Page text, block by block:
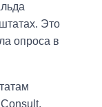
Это
опроса в